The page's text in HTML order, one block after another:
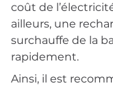
coût de
ailleurs, une
surchauffe de la
rapidement.
Ainsi, il est